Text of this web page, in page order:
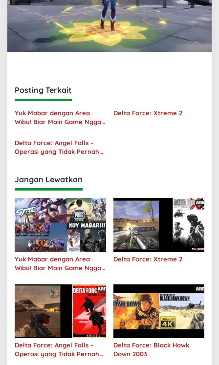
Posting Terkait
Yuk Mabar dengan Area
Wibu! Biar Main Game Nggak
Delta Force: Xtreme 2
Delta Force: Angel Falls –
Operasi yang Tidak Pernah
Jangan Lewatkan
Yuk Mabar dengan Area
Wibu! Biar Main Game Nggak
Delta Force: Xtreme 2
Delta Force: Angel Falls –
Operasi yang Tidak Pernah
Delta Force: Black Hawk
Down 2003